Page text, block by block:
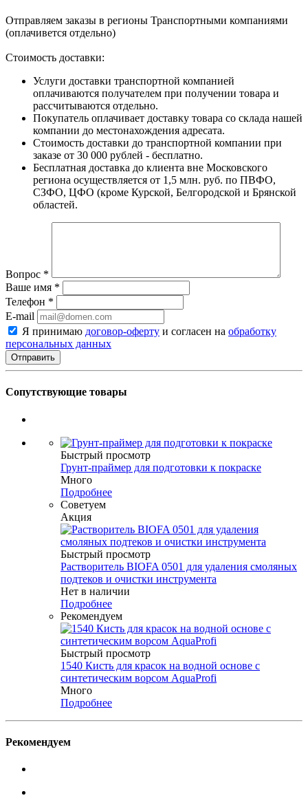
Отправляем заказы в регионы Транспортными компаниями
(оплачивется отдельно)
Стоимость доставки:
Услуги доставки транспортной компанией
оплачиваются получателем при получении товара и
рассчитываются отдельно.
Покупатель оплачивает доставку товара со склада нашей
компании до местонахождения адресата.
Стоимость доставки до транспортной компании при
заказе от 30 000 рублей - бесплатно.
Бесплатная доставка до клиента вне Московского
региона осуществляется от 1,5 млн. руб. по ПВФО,
СЗФО, ЦФО (кроме Курской, Белгородской и Брянской
областей.
Вопрос *
Ваше имя *
Телефон *
E-mail
Я принимаю договор-оферту и согласен на обработку
персональных данных
Сопутствующие товары
Быстрый просмотр
Грунт-праймер для подготовки к покраске
Много
Подробнее
Советуем
Акция
Быстрый просмотр
Растворитель BIOFA 0501 для удаления смоляных
подтеков и очистки инструмента
Нет в наличии
Подробнее
Рекомендуем
Быстрый просмотр
1540 Кисть для красок на водной основе с
синтетическим ворсом AquaProfi
Много
Подробнее
Рекомендуем